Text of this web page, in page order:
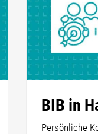
BIB in
Persönliche